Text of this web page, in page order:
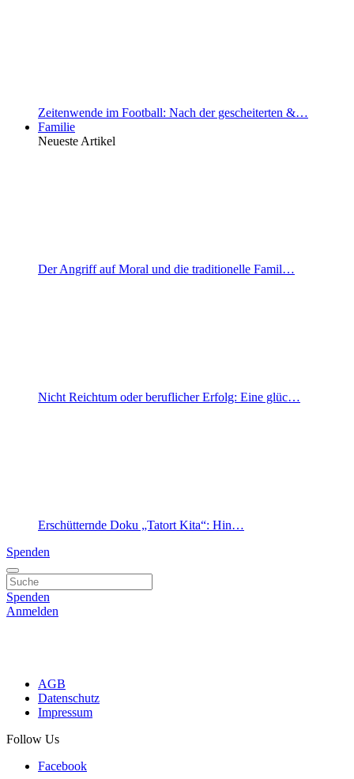
Zeitenwende im Football: Nach der gescheiterten &…
Familie
Neueste Artikel
Der Angriff auf Moral und die traditionelle Famil…
Nicht Reichtum oder beruflicher Erfolg: Eine glüc…
Erschütternde Doku „Tatort Kita“: Hin…
Spenden
Spenden
Anmelden
AGB
Datenschutz
Impressum
Follow Us
Facebook